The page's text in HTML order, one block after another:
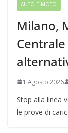
AUTO E MOTO
Milano,
Centrale
1 Agosto 2026
Stop alla linea
le prove di